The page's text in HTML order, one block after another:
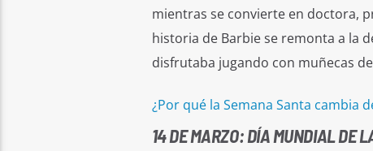
mientras se convierte en doctora,
historia de Barbie se remonta a la
disfrutaba jugando con muñecas
¿Por qué la Semana Santa cambia
14 DE MARZO: DÍA MUNDIAL DE